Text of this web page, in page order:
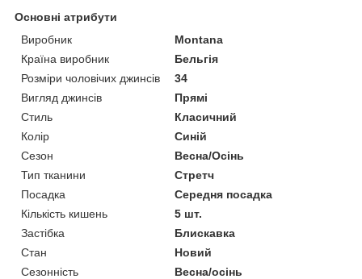
Основні атрибути
Виробник
Montana
Країна виробник
Бельгія
Розміри чоловічих джинсів
34
Вигляд джинсів
Прямі
Стиль
Класичний
Колір
Синій
Сезон
Весна/Осінь
Тип тканини
Стретч
Посадка
Середня посадка
Кількість кишень
5 шт.
Застібка
Блискавка
Стан
Новий
Сезонність
Весна/осінь